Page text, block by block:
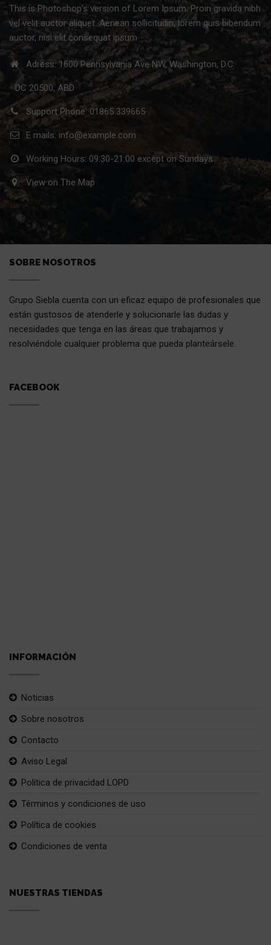
This is Photoshop’s version of Lorem Ipsum. Proin gravida nibh
vel velit auctor aliquet. Aenean sollicitudin, lorem quis bibendum
auctor, nisi elit consequat ipsum
Adress: 1600 Pennsylvania Ave NW, Washington, D.C.
DC 20500, ABD
Support Phone: 01865 339665
E mails: info@example.com
Working Hours: 09:30-21:00 except on Sundays
View on The Map
SOBRE NOSOTROS
Grupo Siebla cuenta con un eficaz equipo de profesionales que
están gustosos de atenderle y solucionarle las dudas y
necesidades que tenga en las áreas que trabajamos y
resolviéndole cualquier problema que pueda planteársele.
FACEBOOK
INFORMACIÓN
Noticias
Sobre nosotros
Contacto
Aviso Legal
Política de privacidad LOPD
Términos y condiciones de uso
Política de cookies
Condiciones de venta
NUESTRAS TIENDAS